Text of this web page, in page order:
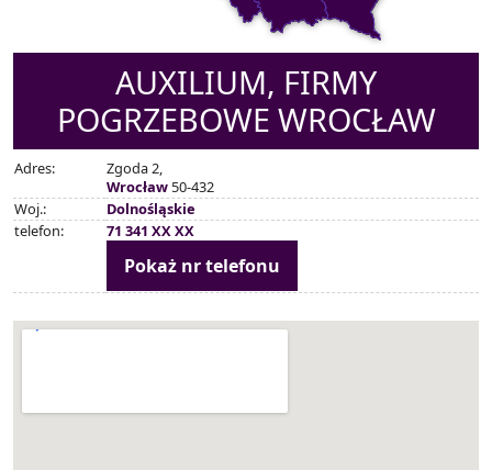
AUXILIUM, FIRMY
POGRZEBOWE WROCŁAW
Adres:
Zgoda 2,
Wrocław 50-432
Woj.:
Dolnośląskie
telefon:
71 341 XX XX
Pokaż nr telefonu